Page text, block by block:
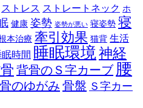
ストレス ストレートネック ホ
健康 姿勢 姿勢が悪い 寝姿勢 寝
本治療 牽引効果 猫背 生活
眠時間 睡眠環境神経
背骨のＳ字カーブ 腰
骨のゆがみ 骨盤 Ｓ字カー